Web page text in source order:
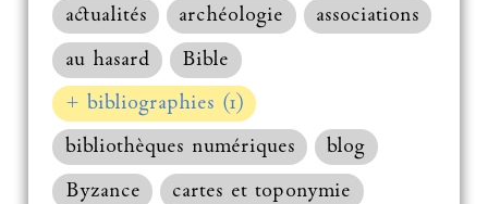
actualités
archéologie
associations
au hasard
Bible
+ bibliographies (1)
bibliothèques numériques
blog
Byzance
cartes et toponymie